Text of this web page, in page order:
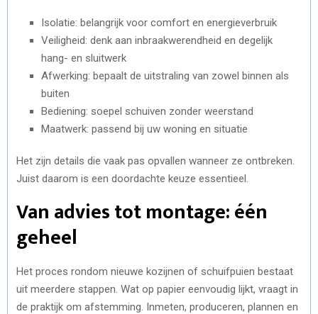
Isolatie: belangrijk voor comfort en energieverbruik
Veiligheid: denk aan inbraakwerendheid en degelijk
hang- en sluitwerk
Afwerking: bepaalt de uitstraling van zowel binnen als
buiten
Bediening: soepel schuiven zonder weerstand
Maatwerk: passend bij uw woning en situatie
Het zijn details die vaak pas opvallen wanneer ze ontbreken.
Juist daarom is een doordachte keuze essentieel.
Van advies tot montage: één
geheel
Het proces rondom nieuwe kozijnen of schuifpuien bestaat
uit meerdere stappen. Wat op papier eenvoudig lijkt, vraagt in
de praktijk om afstemming. Inmeten, produceren, plannen en